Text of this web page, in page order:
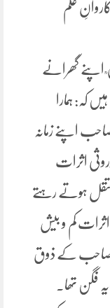
علم
اپنے گھرانے
کہ: ہمارا
اپنے زمانہ
اثرات
ہوتے رہتے
کم و بیش
صاحب کے ذوق
فگن تھا.